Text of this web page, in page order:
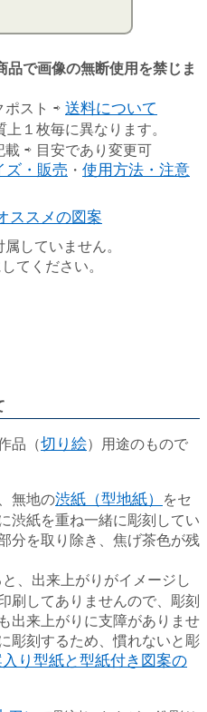
で画像の無断使用を禁じま
ポスト ⇨ 送料について
１枚毎に異なります。
⇨ 目安であり変更可
ズ・販売 ・ 使用方法・注意
ススメの図案
していません。
てください。
品（切り絵）用途のもので
無地の渋紙（型地紙） をセ
渋紙を重ね一緒に彫刻してい
分を取り除き、焦げ茶色が残
、出来上がりがイメージし
刷してありませんので、彫刻
出来上がりに支障がありませ
彫刻するため、慣れないと彫
入り型紙と型紙付き図案の